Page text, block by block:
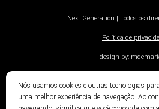
Next Generation | Todos os
Política de
design by:
Nós usamos cookies e outras tecnologias
uma melhor experiência de navegação. Ao